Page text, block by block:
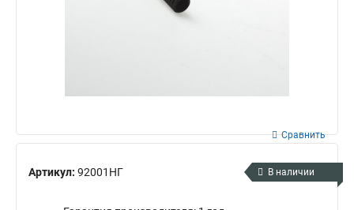
Артикул: 92001НГ
Сравнить
В наличии